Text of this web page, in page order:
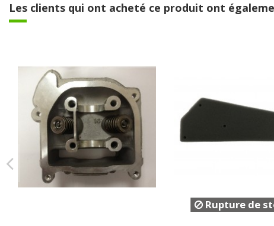
Les clients qui ont acheté ce produit ont
Rupture de